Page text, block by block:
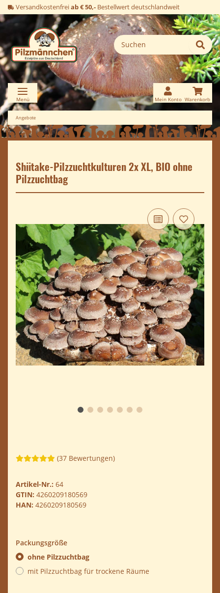
Versandkostenfreiab € 50,- Bestellwert deutschlandweit
Angebote
Shiitake-Pilzzuchtkulturen 2x XL, BIO ohne
Pilzzuchtbag
(37 Bewertungen)
Artikel-Nr.: 64
GTIN: 4260209180569
HAN: 4260209180569
Packungsgröße
ohne Pilzzuchtbag
mit Pilzzuchtbag für trockene Räume